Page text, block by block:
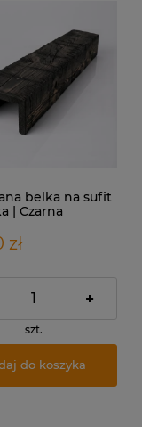
belka na sufit
| Czarna
zł
+
szt.
do koszyka